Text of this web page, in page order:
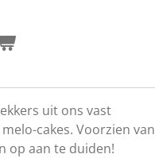
uit ons vast
cakes. Voorzien van
op aan te duiden!